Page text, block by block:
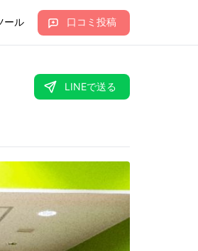
ール 口コミ投稿
LINEで送る